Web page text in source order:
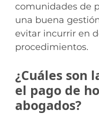
comunidades de
una buena
evitar incurrir en
procedimientos.
¿Cuáles son
el pago de
abogados?